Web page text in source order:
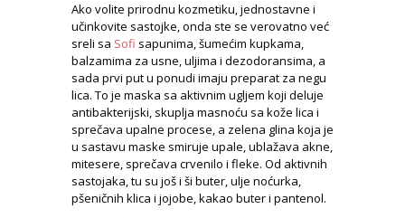
Ako volite prirodnu kozmetiku, jednostavne i
učinkovite sastojke, onda ste se verovatno već
sreli sa Sofi sapunima, šumećim kupkama,
balzamima za usne, uljima i dezodoransima, a
sada prvi put u ponudi imaju preparat za negu
lica. To je maska sa aktivnim ugljem koji deluje
antibakterijski, skuplja masnoću sa kože lica i
sprečava upalne procese, a zelena glina koja je
u sastavu maske smiruje upale, ublažava akne,
mitesere, sprečava crvenilo i fleke. Od aktivnih
sastojaka, tu su još i ši buter, ulje noćurka,
pšeničnih klica i jojobe, kakao buter i pantenol.